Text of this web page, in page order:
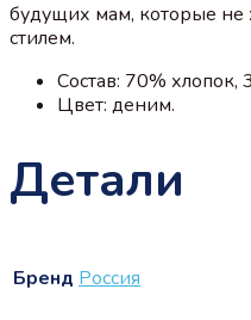
будущих мам, которые не
стилем.
Состав: 70% хлопок,
Цвет: деним.
Детали
Бренд Россия